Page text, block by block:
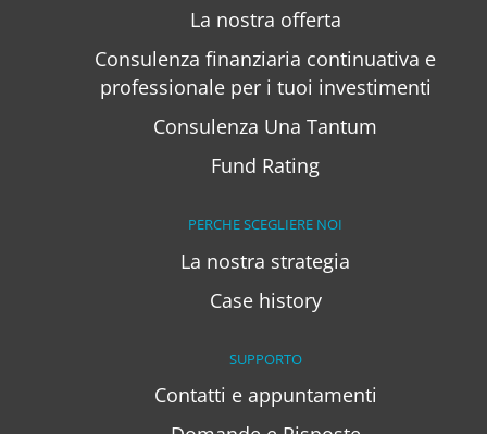
La nostra offerta
Consulenza finanziaria continuativa e
professionale per i tuoi investimenti
Consulenza Una Tantum
Fund Rating
PERCHE SCEGLIERE NOI
La nostra strategia
Case history
SUPPORTO
Contatti e appuntamenti